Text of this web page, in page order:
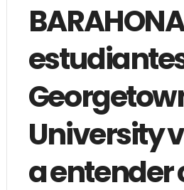
University
a entender